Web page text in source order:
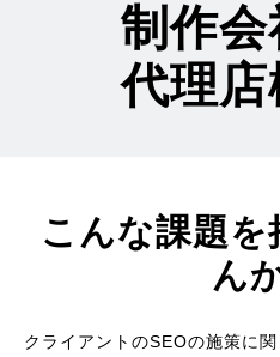
制作会
代理店
こんな課題
ん
クライアントのSEOの施策に